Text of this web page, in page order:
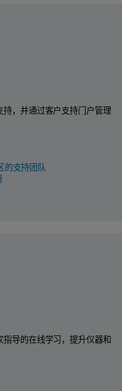
，并通过客户支持门户管理
的支持团队
导的在线学习，提升仪器和